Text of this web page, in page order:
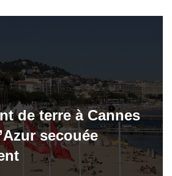
de terre à Cannes
secouée